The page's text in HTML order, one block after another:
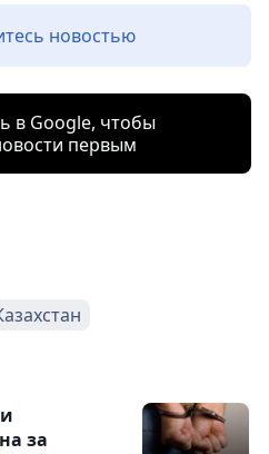
новостью
в Google, чтобы
первым
за